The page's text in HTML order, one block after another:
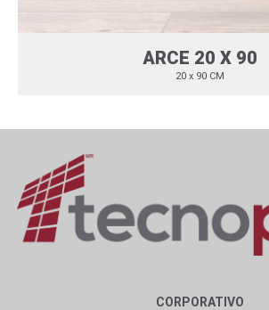
ARCE 20 X 90
20 x 90 CM
CORPORATIVO